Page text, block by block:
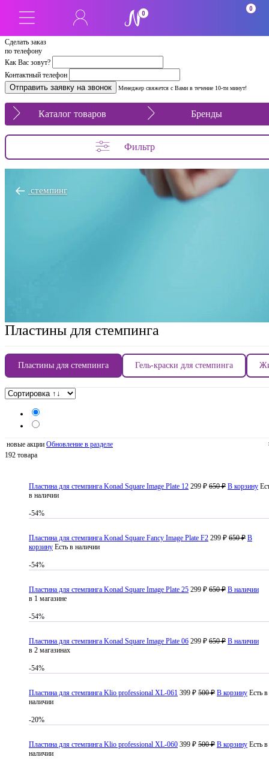
Сделать заказ
по телефону
Как Вас зовут?
Контактный телефон
Менеджер свяжется с Вами в течение 10-ти минут!
0
0
Каталог товаров Бренды
Фильтр
стемпинг
Пластины для стемпинга
Пластины для стемпинга Гель-краски для стемпинга
новые акции Обновление в разделе
192 товара
Пластина для стемпинга Konad Square Image Plate 12 299 ₽ 650 ₽ В корзину
в наличии
-54%
Пластина для стемпинга Konad Square Fancy Image Plate F2 299 ₽ 650 ₽ В
корзину Есть в наличии
-54%
Пластина для стемпинга Konad Square Image Plate 25 299 ₽ 650 ₽ В наличии
в 1 магазине
-54%
Пластина для стемпинга Konad Square Image Plate 06 299 ₽ 650 ₽ В наличии
в 2 магазинах
-54%
Пластина для стемпинга Klio professional XL-061 399 ₽ 500 ₽ В корзину Есть в
наличии
-20%
Пластина для стемпинга Klio professional XL-060 399 ₽ 500 ₽ В корзину Есть в
наличии